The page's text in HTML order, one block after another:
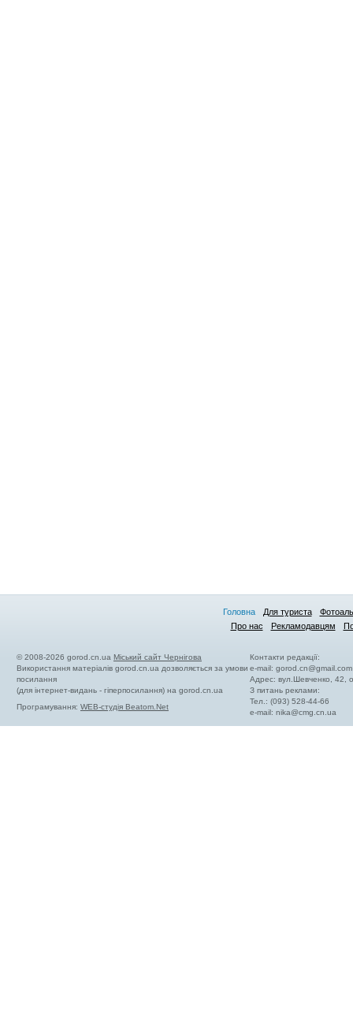
Головна Для туриста
Про нас
Рекламодавцям
© 2008-2026 gorod.cn.ua Міський сайт Чернігова
Використання матеріалів gorod.cn.ua дозволяється за умови
посилання
(для інтернет-видань - гіперпосилання) на gorod.cn.ua
Програмування: WEB-студія Beatom.Net
Контакти редакції:
e-mail:gorod.cn@gmail.com
Адрес: вул.Шевченко, 42,
З питань реклами:
Тел.: (093) 528-44-66
e-mail:nika@cmg.cn.ua